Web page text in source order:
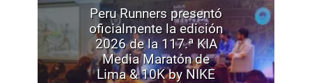
Peru Runners presentó
oficialmente la edición
2026 de la 117.ª KIA
Media Maratón de
Lima & 10K by NIKE